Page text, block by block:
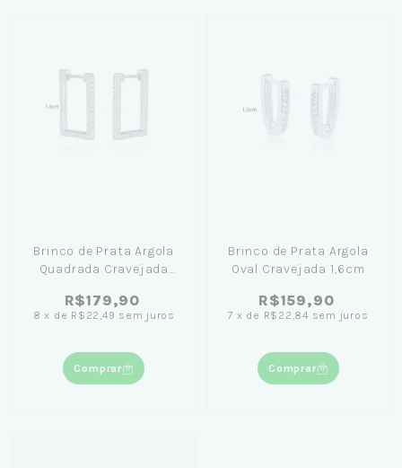
Brinco de Prata Argola
Quadrada Cravejada
R$179,90
8 x de R$22,49 sem juros
Comprar
Brinco de Prata Argola
Oval Cravejada 1,6cm
R$159,90
7 x de R$22,84 sem juros
Comprar